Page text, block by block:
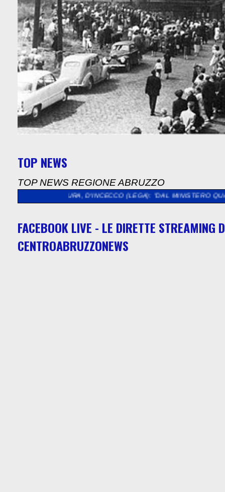
TOP NEWS
TOP NEWS REGIONE ABRUZZO
D'INCECCO (LEGA): "DAL MINISTERO QUASI 5 MILIONI
FACEBOOK LIVE - LE DIRETTE STREAMING
CENTROABRUZZONEWS